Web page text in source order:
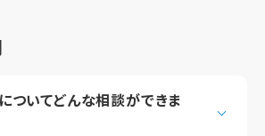
ついてどんな相談ができま